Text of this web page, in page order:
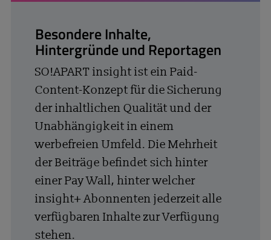
Besondere Inhalte,
Hintergründe und Reportagen
SO!APART insight ist ein Paid-
Content-Konzept für die Sicherung
der inhaltlichen Qualität und der
Unabhängigkeit in einem
werbefreien Umfeld. Die Mehrheit
der Beiträge befindet sich hinter
einer Pay Wall, hinter welcher
insight+ Abonnenten jederzeit alle
verfügbaren Inhalte zur Verfügung
stehen.